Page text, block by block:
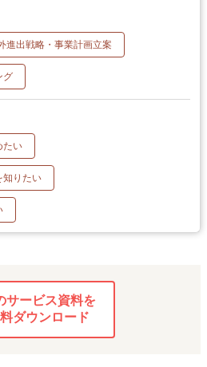
進出戦略・事業計画立案
グ
たい
知りたい
サービス資料を
ダウンロード